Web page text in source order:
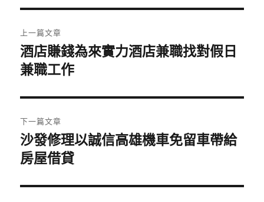
章
導
覽
上一篇文章
上
一
文
章:
酒店賺錢為來實力酒店兼職找對假日
兼職工作
下一篇文章
下
一
文
沙發修理以誠信高雄機車免留車帶給
房屋借貸